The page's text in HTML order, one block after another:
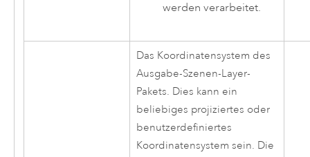
werden verarbeitet.
Das Koordinatensystem des
Ausgabe-Szenen-Layer-
Pakets. Dies kann ein
beliebiges projiziertes oder
benutzerdefiniertes
Koordinatensystem sein. Die